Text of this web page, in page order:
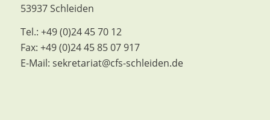
53937 Schleiden
Tel.: +49 (0)24 45 70 12
Fax: +49 (0)24 45 85 07 917
E-Mail: sekretariat@cfs-schleiden.de